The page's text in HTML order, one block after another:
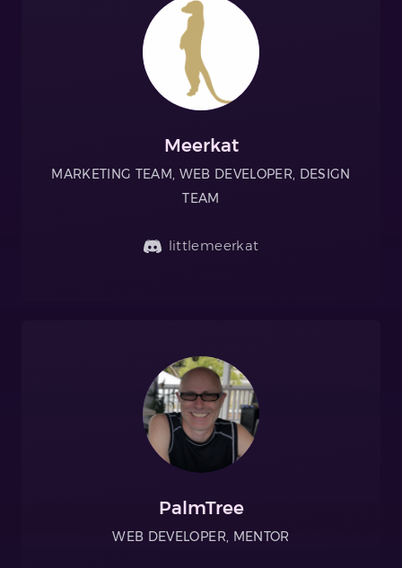
Meerkat
MARKETING TEAM, WEB DEVELOPER, DESIGN
TEAM
littlemeerkat
PalmTree
WEB DEVELOPER, MENTOR